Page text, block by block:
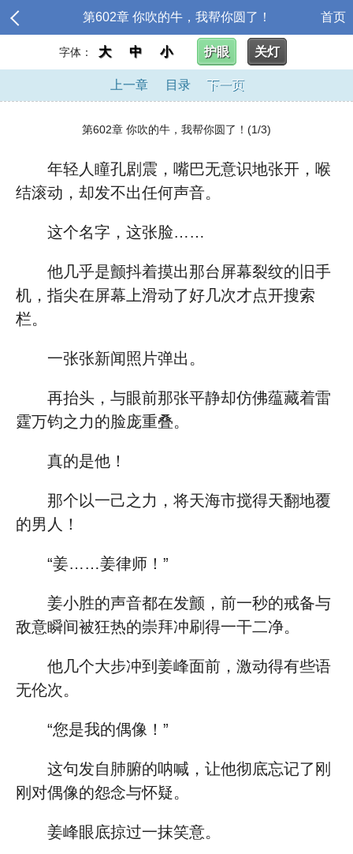
第602章 你吹的牛，我帮你圆了！ 首页
字体： 大 中 小 护眼 关灯
上一章 目录 下一页
第602章 你吹的牛，我帮你圆了！(1/3)
年轻人瞳孔剧震，嘴巴无意识地张开，喉
结滚动，却发不出任何声音。
这个名字，这张脸……
他几乎是颤抖着摸出那台屏幕裂纹的旧手
机，指尖在屏幕上滑动了好几次才点开搜索
栏。
一张张新闻照片弹出。
再抬头，与眼前那张平静却仿佛蕴藏着雷
霆万钧之力的脸庞重叠。
真的是他！
那个以一己之力，将天海市搅得天翻地覆
的男人！
“姜……姜律师！”
姜小胜的声音都在发颤，前一秒的戒备与
敌意瞬间被狂热的崇拜冲刷得一干二净。
他几个大步冲到姜峰面前，激动得有些语
无伦次。
“您是我的偶像！”
这句发自肺腑的呐喊，让他彻底忘记了刚
刚对偶像的怨念与怀疑。
姜峰眼底掠过一抹笑意。